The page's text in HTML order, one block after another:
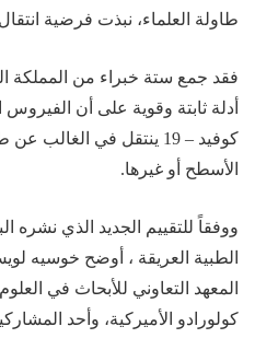
طاولة العلماء، نبذت فرضية
فقد جمع ستة خبراء من المملكة
أدلة ثابتة وقوية على أن
كوفيد – 19 ينتقل في
الأسطح أو غيرها.
ووفقاً للتقييم الجديد الذي نشره
الطبية العريقة ، أوضح خوسيه
كولورادو الأميركية، وأحد